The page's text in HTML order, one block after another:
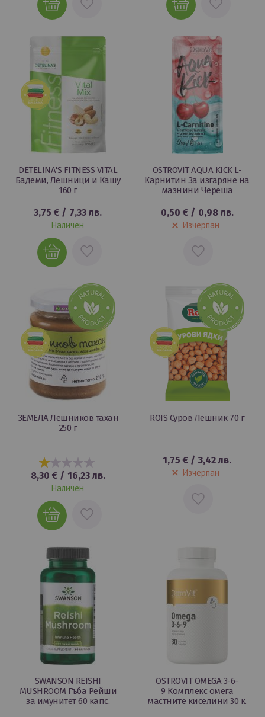
ЛЮБИМИ
ЛЮБИМИ
DETELINA'S FITNESS VITAL
Бадеми, Лешници и Кашу
160 г
3,75 € / 7,33 лв.
Наличен
ДОБАВИ
ЛЮБИМИ
OSTROVIT AQUA KICK L-
Карнитин За изгаряне на
мазнини Череша
0,50 €/ 0,98 лв.
Изчерпан
ДОБАВИ
ЛЮБИМИ
ЗЕМЕЛА Лешников тахан
250 г
20%
8,30 €/ 16,23 лв.
Наличен
ДОБАВИ
ЛЮБИМИ
ROIS Суров Лешник 70 г
1,75 € / 3,42 лв.
Изчерпан
ДОБАВИ
SWANSON REISHI
MUSHROOM Гъба Рейши
за имунитет 60 капс.
OSTROVIT OMEGA 3-6-
9 Комплекс омега
мастните киселини 30 к.